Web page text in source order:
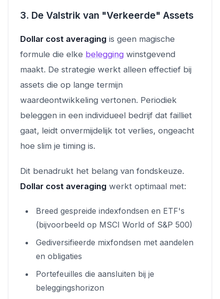
3. De Valstrik van "Verkeerde" Assets
Dollar cost averaging is geen magische
formule die elke belegging winstgevend
maakt. De strategie werkt alleen effectief bij
assets die op lange termijn
waardeontwikkeling vertonen. Periodiek
beleggen in een individueel bedrijf dat failliet
gaat, leidt onvermijdelijk tot verlies, ongeacht
hoe slim je timing is.
Dit benadrukt het belang van fondskeuze.
Dollar cost averaging werkt optimaal met:
Breed gespreide indexfondsen en ETF's
(bijvoorbeeld op MSCI World of S&P 500)
Gediversifieerde mixfondsen met aandelen
en obligaties
Portefeuilles die aansluiten bij je
beleggingshorizon